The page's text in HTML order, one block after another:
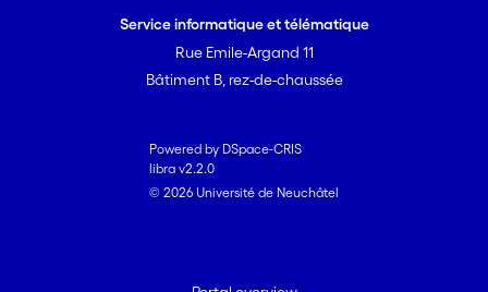
Service informatique et télématique
Rue Emile-Argand 11
Bâtiment B, rez-de-chaussée
Powered by DSpace-CRIS
libra v2.2.0
© 2026 Université de Neuchâtel